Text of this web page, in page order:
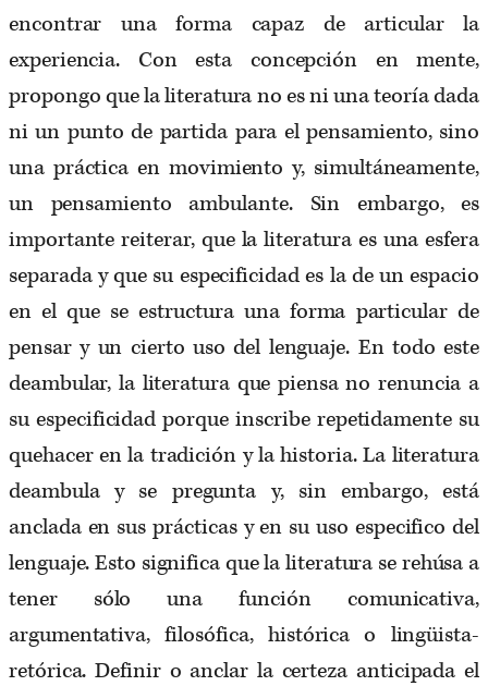
encontrar una forma capaz de articular la
experiencia. Con esta concepción en mente,
propongo que la literatura no es ni una teoría dada
ni un punto de partida para el pensamiento, sino
una práctica en movimiento y, simultáneamente,
un pensamiento ambulante. Sin embargo, es
importante reiterar, que la literatura es una esfera
separada y que su especificidad es la de un espacio
en el que se estructura una forma particular de
pensar y un cierto uso del lenguaje. En todo este
deambular, la literatura que piensa no renuncia a
su especificidad porque inscribe repetidamente su
quehacer en la tradición y la historia. La literatura
deambula y se pregunta y, sin embargo, está
anclada en sus prácticas y en su uso especifico del
lenguaje. Esto significa que la literatura se rehúsa a
tener sólo una función comunicativa,
argumentativa, filosófica, histórica o lingüista-
retórica. Definir o anclar la certeza anticipada el